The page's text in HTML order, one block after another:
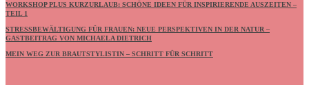
WORKSHOP PLUS KURZURLAUB: SCHÖNE IDEEN FÜR INSPIRIERENDE AUSZEITEN –
TEIL 1
STRESSBEWÄLTIGUNG FÜR FRAUEN: NEUE PERSPEKTIVEN IN DER NATUR –
GASTBEITRAG VON MICHAELA DIETRICH
MEIN WEG ZUR BRAUTSTYLISTIN – SCHRITT FÜR SCHRITT